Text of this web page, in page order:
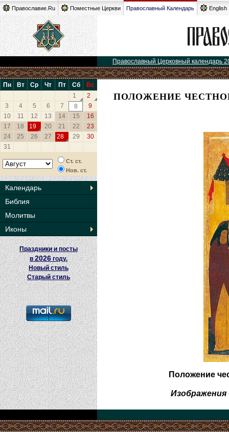
Православие.Ru Поместные Церкви Православный Календарь English
Православный Церковный календарь
Пн Вт Ср Чт Пт Сб
Вс
1
2
3
4 5 6 7 8
9
10
11 12 13 14 15
16
17
18 19 20 21 22
23
24
25 26 27 28 29
30
31
Ст. ст.
Нов. ст.
Календарь
Библия
Молитвы
Иконы
Праздники и посты
в2026 году.
Новый стиль
Старый стиль
ПОЛОЖЕНИЕ
Положение